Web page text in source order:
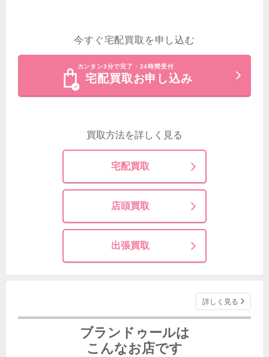
今すぐ宅配買取を申し込む
カンタン3分で完了・24時間受付
宅配買取お申し込み
買取方法を詳しく見る
宅配買取
店頭買取
出張買取
詳しく見る
ブランドゥールは
こんなお店です